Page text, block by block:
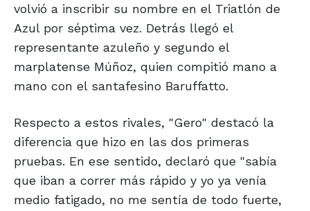
volvió a inscribir su nombre en el Triatlón de
Azul por séptima vez. Detrás llegó el
representante azuleño y segundo el
marplatense Múñoz, quien compitió mano a
mano con el santafesino Baruffatto.
Respecto a estos rivales, "Gero" destacó la
diferencia que hizo en las dos primeras
pruebas. En ese sentido, declaró que "sabía
que iban a correr más rápido y yo ya venía
medio fatigado, no me sentía de todo fuerte,